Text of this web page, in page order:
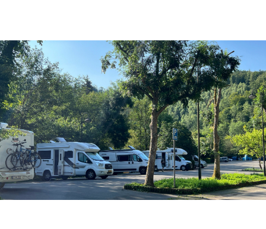
Terroir et local
Commerces
Infos pratique
Français